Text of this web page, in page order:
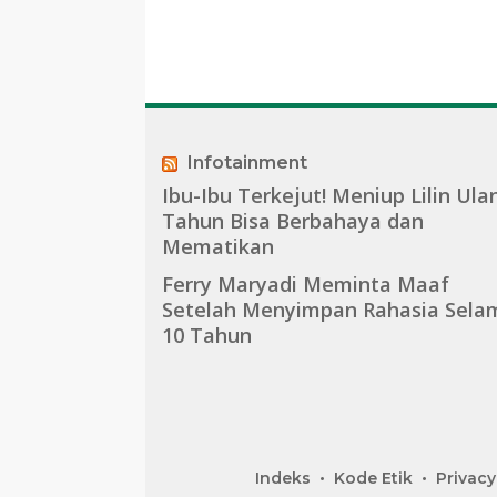
Infotainment
Ibu-Ibu Terkejut! Meniup Lilin
Tahun Bisa Berbahaya dan
Mematikan
Ferry Maryadi Meminta Maaf
Setelah Menyimpan Rahasia
10 Tahun
Indeks Kode Etik